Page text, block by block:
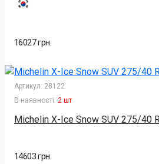
16027 грн.
Артикул: 28122
В наявності: 2 шт
Michelin X-Ice Snow SUV 275/40
14603 грн.